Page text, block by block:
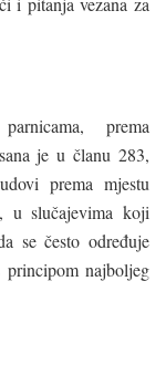
prema
je u članu 283,
prema mjestu
u slučajevima koji
se često određuje
principom najboljeg